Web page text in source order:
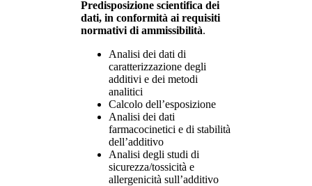
Predisposizione scientifica dei
dati, in conformità ai requisiti
normativi di ammissibilità.
Analisi dei dati di
caratterizzazione degli
additivi e dei metodi
analitici
Calcolo dell’esposizione
Analisi dei dati
farmacocinetici e di stabilità
dell’additivo
Analisi degli studi di
sicurezza/tossicità e
allergenicità sull’additivo